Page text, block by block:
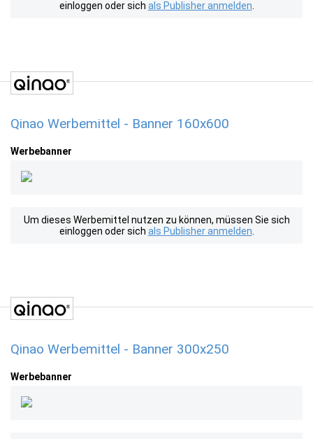
einloggen oder sich als Publisher anmelden
Qinao Werbemittel - Banner 160x600
Werbebanner
Um dieses Werbemittel nutzen zu können, müssen Sie sich
einloggen oder sich als Publisher anmelden
Qinao Werbemittel - Banner 300x250
Werbebanner